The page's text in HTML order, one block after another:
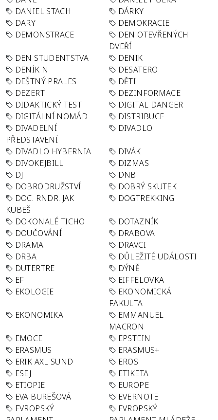
DANIEL STACH
DÁRKY
DARY
DEMOKRACIE
DEMONSTRACE
DEN OTEVŘENÝCH
DVEŘÍ
DEN STUDENTSTVA
DENIK
DENÍK N
DESATERO
DEŠTNÝ PRALES
DĚTI
DEZERT
DEZINFORMACE
DIDAKTICKÝ TEST
DIGITAL DANGER
DIGITÁLNÍ NOMÁD
DISTRIBUCE
DIVADELNÍ
PŘEDSTAVENÍ
DIVADLO
DIVADLO HYBERNIA
DIVÁK
DIVOKEJBILL
DIZMAS
DJ
DNB
DOBRODRUŽSTVÍ
DOBRÝ SKUTEK
DOC. RNDR. JAK
KUBEŠ
DOGTREKKING
DOKONALÉ TICHO
DOTAZNÍK
DOUČOVÁNÍ
DRABOVA
DRAMA
DRAVCI
DRBA
DŮLEŽITÉ UDÁLOSTI
DUTERTRE
DÝNĚ
EF
EIFFELOVKA
EKOLOGIE
EKONOMICKÁ
FAKULTA
EKONOMIKA
EMMANUEL
MACRON
EMOCE
EPSTEIN
ERASMUS
ERASMUS+
ERIK AXL SUND
EROS
ESEJ
ETIKETA
ETIOPIE
EUROPE
EVA BUREŠOVÁ
EVERNOTE
EVROPSKÝ
EVROPSKÝ